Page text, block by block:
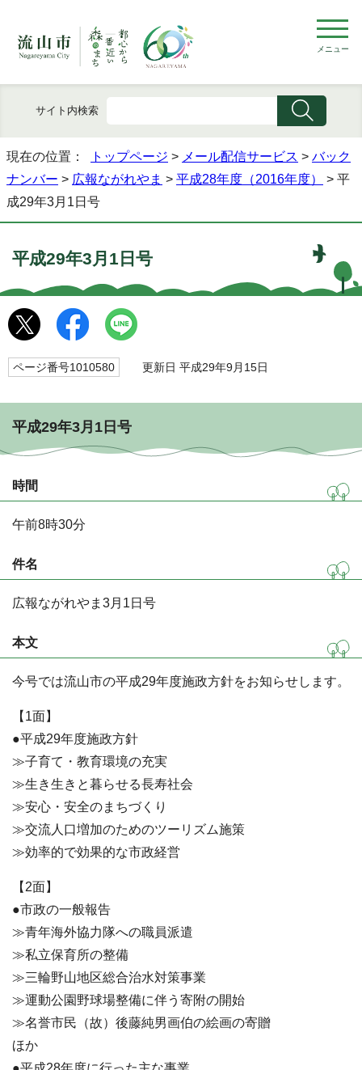
メニュー
サイト内検索
現在の位置： トップページ > メール配信サービス > バック
ナンバー > 広報ながれやま > 平成28年度（2016年度）
> 平
成29年3月1日号
平成29年3月1日号
ページ番号1010580 更新日 平成29年9月15日
平成29年3月1日号
時間
午前8時30分
件名
広報ながれやま3月1日号
本文
今号では流山市の平成29年度施政方針をお知らせします。
【1面】
●平成29年度施政方針
≫子育て・教育環境の充実
≫生き生きと暮らせる長寿社会
≫安心・安全のまちづくり
≫交流人口増加のためのツーリズム施策
≫効率的で効果的な市政経営
【2面】
●市政の一般報告
≫青年海外協力隊への職員派遣
≫私立保育所の整備
≫三輪野山地区総合治水対策事業
≫運動公園野球場整備に伴う寄附の開始
≫名誉市民（故）後藤純男画伯の絵画の寄贈
ほか